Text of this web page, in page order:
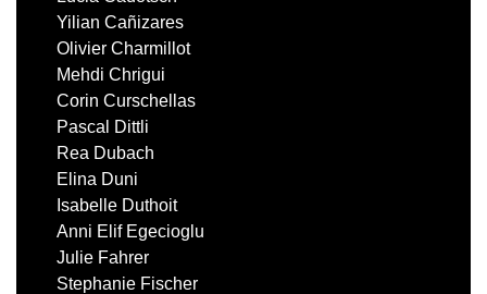
Yilian Cañizares
Olivier Charmillot
Mehdi Chrigui
Corin Curschellas
Pascal Dittli
Rea Dubach
Elina Duni
Isabelle Duthoit
Anni Elif Egecioglu
Julie Fahrer
Stephanie Fischer